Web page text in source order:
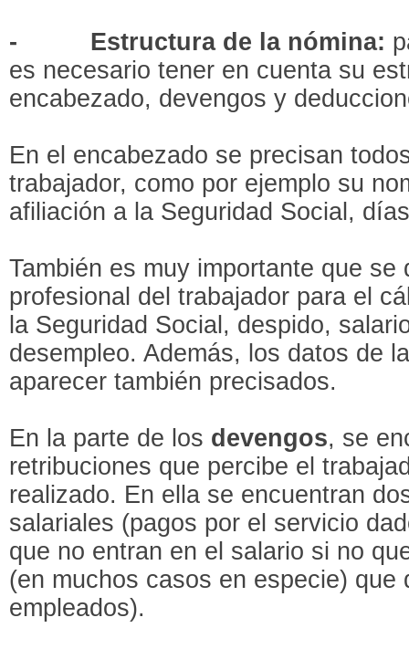
-
Estructura de la nómina:
es necesario tener en cuenta su
encabezado, devengos y
En el encabezado se precisan
trabajador, como por ejemplo su
afiliación a la Seguridad Social,
También es muy importante que
profesional del trabajador para el
la Seguridad Social, despido,
desempleo. Además, los datos de
aparecer también precisados.
En la parte de los devengos, se
retribuciones que percibe el
realizado. En ella se encuentran
salariales (pagos por el servicio
que no entran en el salario si no
(en muchos casos en especie) que
empleados).